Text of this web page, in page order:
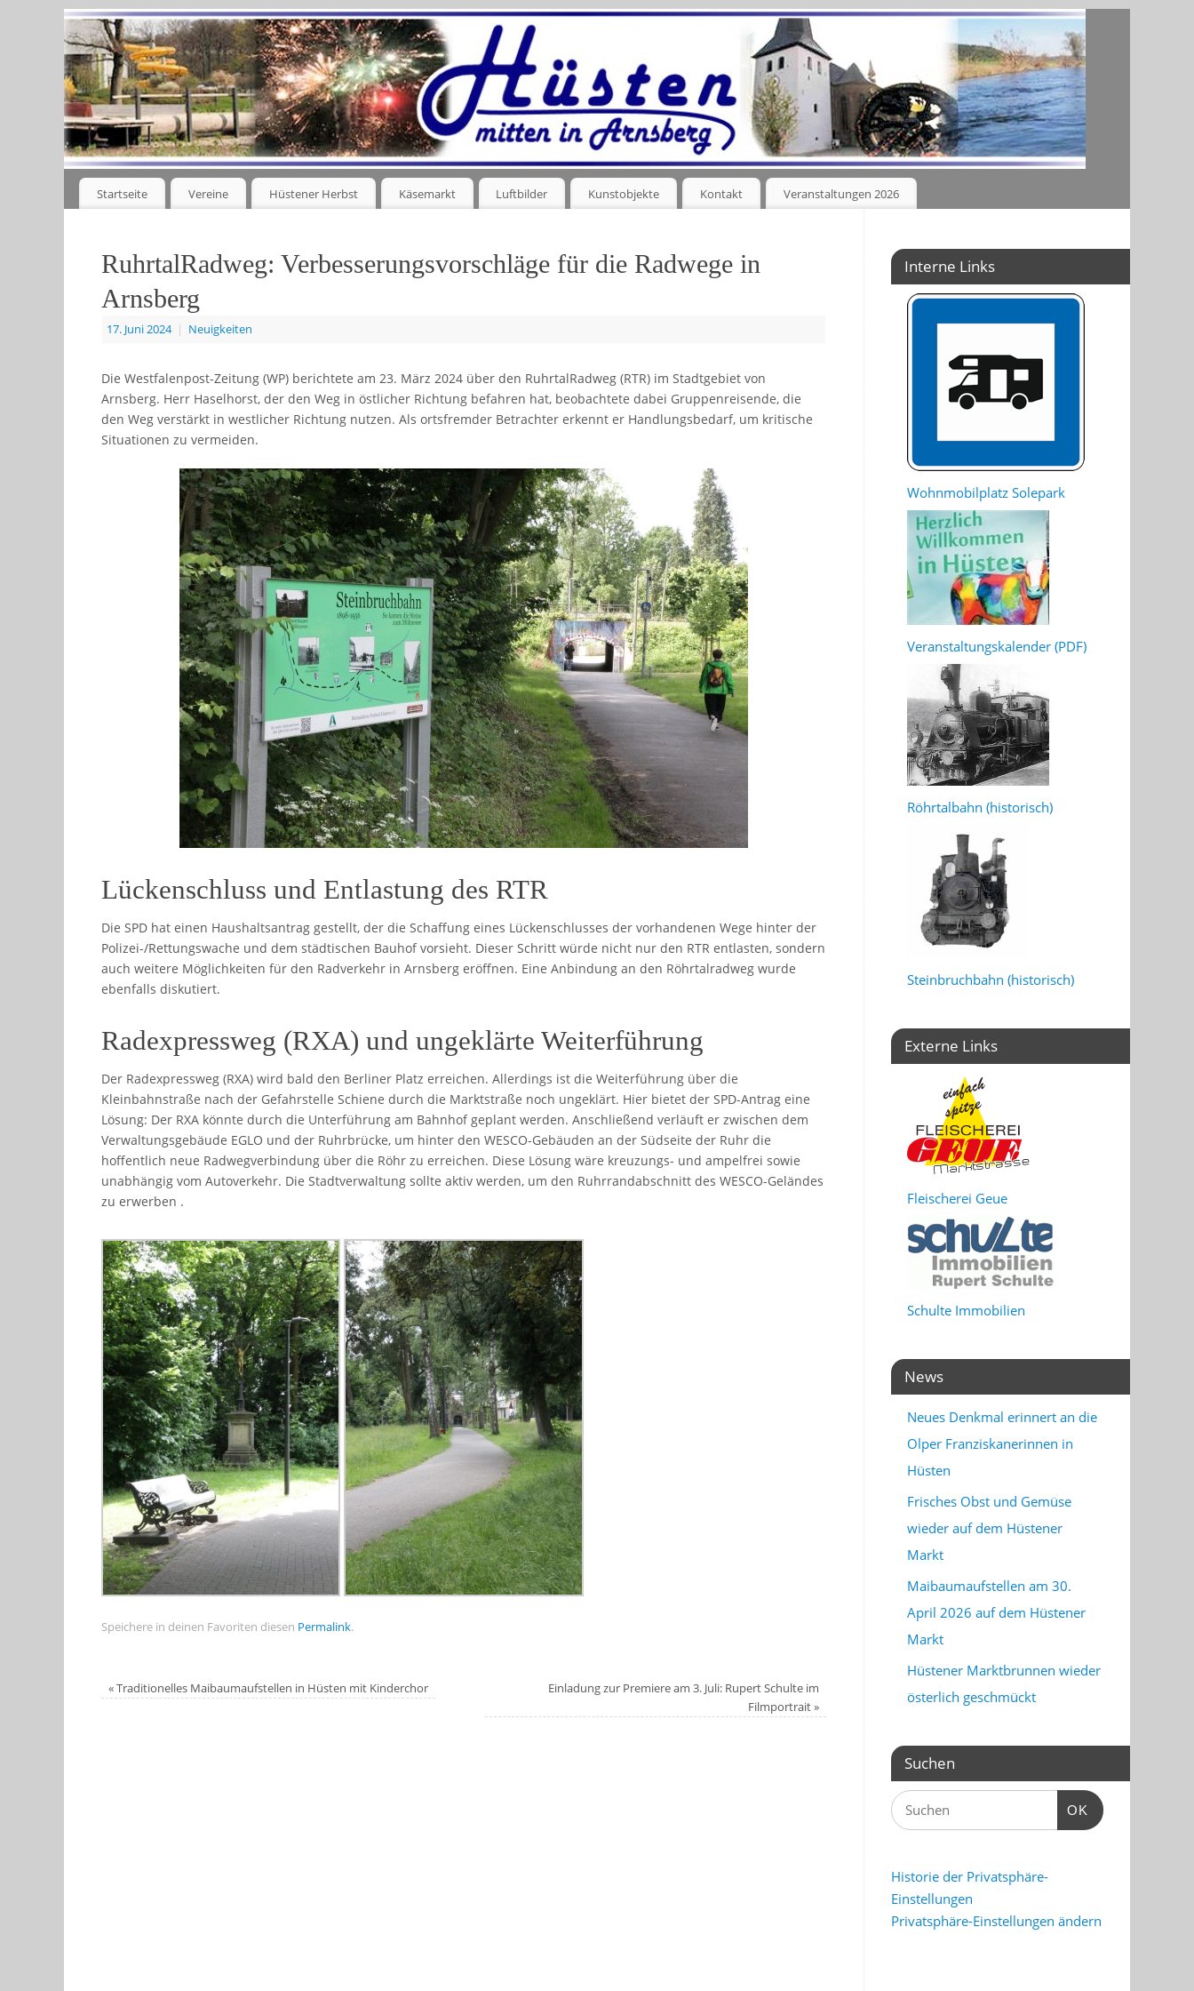
Startseite Vereine Hüstener Herbst Käsemarkt Luftbilder Kunstobjekte Kontakt Veranstaltungen 2026
RuhrtalRadweg: Verbesserungsvorschläge für die Radwege in
Arnsberg
17. Juni 2024 | Neuigkeiten
Die Westfalenpost-Zeitung (WP) berichtete am 23. März 2024 über den RuhrtalRadweg (RTR) im Stadtgebiet von
Arnsberg. Herr Haselhorst, der den Weg in östlicher Richtung befahren hat, beobachtete dabei Gruppenreisende, die
den Weg verstärkt in westlicher Richtung nutzen. Als ortsfremder Betrachter erkennt er Handlungsbedarf, um kritische
Situationen zu vermeiden.
Lückenschluss und Entlastung des RTR
Die SPD hat einen Haushaltsantrag gestellt, der die Schaffung eines Lückenschlusses der vorhandenen Wege hinter der
Polizei-/Rettungswache und dem städtischen Bauhof vorsieht. Dieser Schritt würde nicht nur den RTR entlasten, sondern
auch weitere Möglichkeiten für den Radverkehr in Arnsberg eröffnen. Eine Anbindung an den Röhrtalradweg wurde
ebenfalls diskutiert.
Radexpressweg (RXA) und ungeklärte Weiterführung
Der Radexpressweg (RXA) wird bald den Berliner Platz erreichen. Allerdings ist die Weiterführung über die
Kleinbahnstraße nach der Gefahrstelle Schiene durch die Marktstraße noch ungeklärt. Hier bietet der SPD-Antrag eine
Lösung: Der RXA könnte durch die Unterführung am Bahnhof geplant werden. Anschließend verläuft er zwischen dem
Verwaltungsgebäude EGLO und der Ruhrbrücke, um hinter den WESCO-Gebäuden an der Südseite der Ruhr die
hoffentlich neue Radwegverbindung über die Röhr zu erreichen. Diese Lösung wäre kreuzungs- und ampelfrei sowie
unabhängig vom Autoverkehr. Die Stadtverwaltung sollte aktiv werden, um den Ruhrrandabschnitt des WESCO-Geländes
zu erwerben .
Speichere in deinen Favoriten diesen Permalink.
«Traditionelles Maibaumaufstellen in Hüsten mit Kinderchor
Einladung zur Premiere am 3. Juli: Rupert Schulte im
Filmportrait»
Interne Links
Wohnmobilplatz Solepark
Veranstaltungskalender (PDF)
Röhrtalbahn (historisch)
Steinbruchbahn (historisch)
Externe Links
Fleischerei Geue
Schulte Immobilien
News
Neues Denkmal erinnert an die
Olper Franziskanerinnen in
Hüsten
Frisches Obst und Gemüse
wieder auf dem Hüstener
Markt
Maibaumaufstellen am 30.
April 2026 auf dem Hüstener
Markt
Hüstener Marktbrunnen wieder
österlich geschmückt
Suchen
OK
Historie der Privatsphäre-
Einstellungen
Privatsphäre-Einstellungen ändern